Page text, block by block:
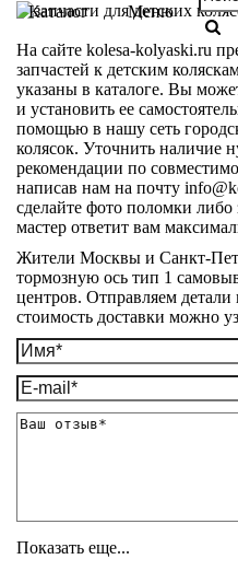
Каталог Меню
На сайте kolesa-kolyaski.ru
запчастей к детским
указаны в каталоге. Вы
и установить ее
помощью в нашу сеть
колясок. Уточнить наличие
рекомендации по
написав нам на почту
сделайте фото поломки
мастер ответит вам
Жители Москвы и Санкт-
тормозную ось тип 1
центров. Отправляем детали
стоимость доставки можно
Показать еще...